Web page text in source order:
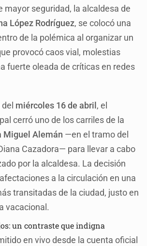
mayor seguridad, la alcaldesa de
López Rodríguez, se colocó una
de la polémica al organizar un
provocó caos vial, molestias
fuerte oleada de críticas en redes
miércoles 16 de abril , el
cerró uno de los carriles de la
Miguel Alemán —en el tramo del
Cazadora— para llevar a cabo
por la alcaldesa. La decisión
a la circulación en una
transitadas de la ciudad, justo en
vacacional.
un contraste que indigna
en vivo desde la cuenta oficial